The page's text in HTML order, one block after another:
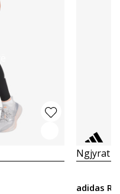
Ngjyrat e
adidas